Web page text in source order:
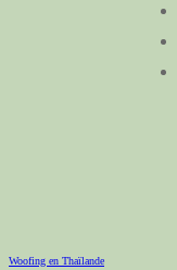
Woofing en Thaïlande